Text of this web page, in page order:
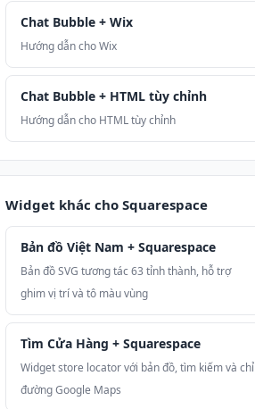
Chat Bubble + Wix
Hướng dẫn cho Wix
Chat Bubble + HTML tùy chỉnh
Hướng dẫn cho HTML tùy chỉnh
Widget khác cho Squarespace
Bản đồ Việt Nam + Squarespace
Bản đồ SVG tương tác 63 tỉnh thành, hỗ trợ
ghim vị trí và tô màu vùng
Tìm Cửa Hàng + Squarespace
Widget store locator với bản đồ, tìm kiếm và chỉ
đường Google Maps